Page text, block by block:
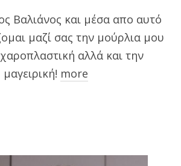
Βαλιάνος και μέσα απο αυτό
μαζί σας την μούρλια μου
αλλά και την
μαγειρική! more